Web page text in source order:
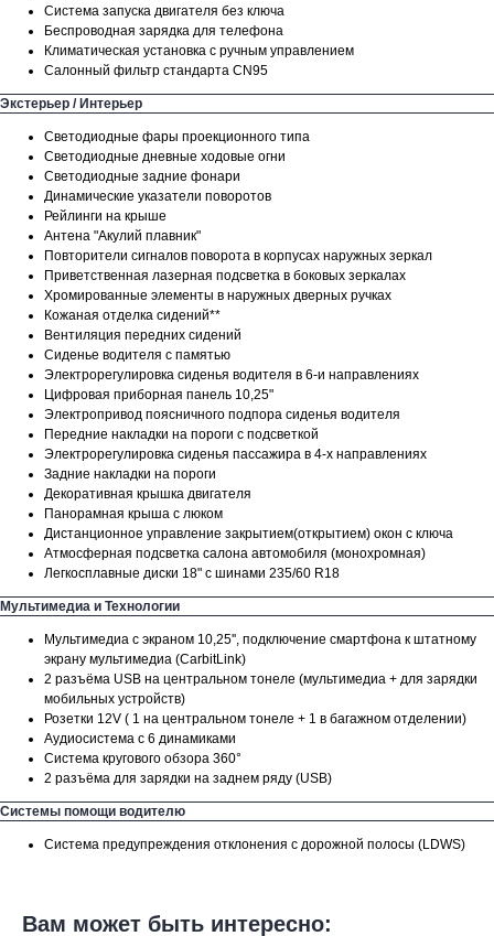
Система запуска двигателя без ключа
Беспроводная зарядка для телефона
Климатическая установка с ручным управлением
Салонный фильтр стандарта CN95
Экстерьер / Интерьер
Cветодиодные фары проекционного типа
Светодиодные дневные ходовые огни
Светодиодные задние фонари
Динамические указатели поворотов
Рейлинги на крыше
Антена "Акулий плавник"
Повторители сигналов поворота в корпусах наружных зеркал
Приветственная лазерная подсветка в боковых зеркалах
Хромированные элементы в наружных дверных ручках
Кожаная отделка сидений**
Вентиляция передних сидений
Сиденье водителя с памятью
Электрорегулировка сиденья водителя в 6-и направлениях
Цифровая приборная панель 10,25"
Электропривод поясничного подпора сиденья водителя
Передние накладки на пороги с подсветкой
Электрорегулировка сиденья пассажира в 4-х направлениях
Задние накладки на пороги
Декоративная крышка двигателя
Панорамная крыша с люком
Дистанционное управление закрытием(открытием) окон с ключа
Атмосферная подсветка салона автомобиля (монохромная)
Легкосплавные диски 18" с шинами 235/60 R18
Мультимедиа и Технологии
Мультимедиа c экраном 10,25'', подключение смартфона к штатному
экрану мультимедиа (CarbitLink)
2 разъёма USB на центральном тонеле (мультимедиа + для зарядки
мобильных устройств)
Розетки 12V ( 1 на центральном тонеле + 1 в багажном отделении)
Аудиосистема с 6 динамиками
Система кругового обзора 360°
2 разъёма для зарядки на заднем ряду (USB)
Системы помощи водителю
Система предупреждения отклонения с дорожной полосы (LDWS)
Вам может быть интересно:
РАССЧИТАЙТЕ КРЕДИТ
Выберите модель
0₽ 4000000₽
★ Платеж от15 000₽/мес.
★ Кредит от
% на 5 лет
★ Срок кредита до 10 лет!